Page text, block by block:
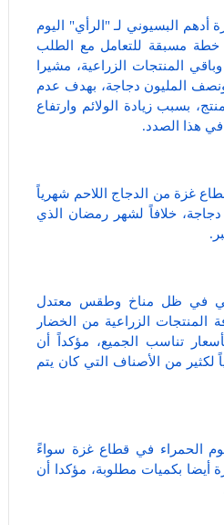
أدهم البسيوني لـ "الرأي" اليوم
خطة مسبقة للتعامل مع الطلب
المنتجات الزراعية، مشيرا
توفير 4 ملايين ونصف المليون دجاجة، بهدف عدم
بسبب زيادة الولائم وارتفاع
هذا الصدد.
غزة من الدجاج اللاحم شهرياً
ونصف دجاجة، خلافاً لشهر رمضان الذي
في ظل مناخ وطقس معتدل
المنتجات الزراعية من الخضار
تناسب الجميع، مؤكداً أن
لكثير من الأصناف التي كان يتم
الحمراء في قطاع غزة سواءً
أيضا بكميات مطلوبة، مؤكدا أن